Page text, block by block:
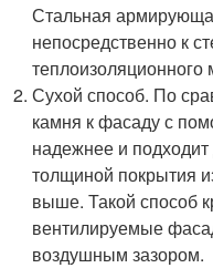
Стальная
непосредственно к
теплоизоляционного
Сухой способ. По
камня к фасаду с
надежнее и подходит
толщиной покрытия
выше. Такой способ
вентилируемые
воздушным зазором.